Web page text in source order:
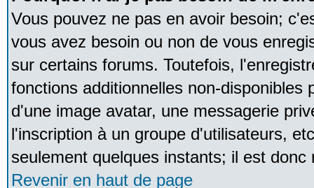
Vous pouvez ne pas en avoir besoin;
vous avez besoin ou non de vous
sur certains forums. Toutefois,
fonctions additionnelles non-disponibles
d'une image avatar, une messagerie
l'inscription à un groupe d'utilisateurs,
seulement quelques instants; il est
Revenir en haut de page